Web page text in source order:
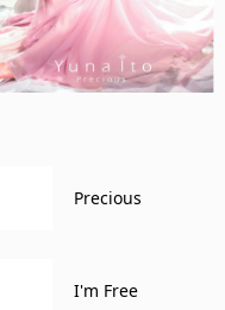
Precious
I'm Free